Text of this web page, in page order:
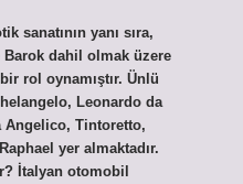
sanatının yanı sıra,
Barok dahil olmak üzere
rol oynamıştır. Ünlü
Leonardo da
Tintoretto,
yer almaktadır.
İtalyan otomobil